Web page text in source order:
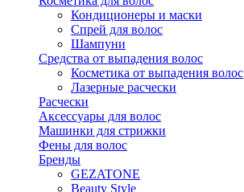
Кондиционеры и маски
Спрей для волос
Шампуни
Средства от выпадения волос
Косметика от выпадения волос
Лазерные расчески
Расчески
Аксессуары для волос
Машинки для стрижки
Фены для волос
Бренды
GEZATONE
Beauty Style